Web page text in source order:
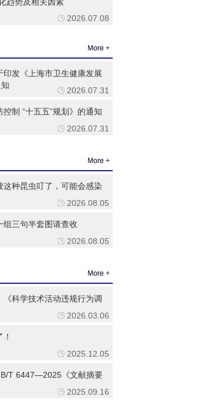
趋势及相关因素
2026.07.08
More +
印发《上海市卫生健康发展
2026.07.31
制 “十五五”规划》的通知
2026.07.31
More +
这种昆虫叮了，可能会感染
2026.08.05
组三句半套图请查收
2026.08.05
More +
《科学技术活动违规行为调
2026.03.06
2025.12.05
T 6447—2025《文献摘要
2025.09.16